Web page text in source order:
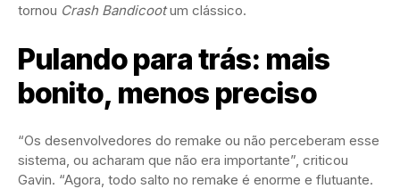
tornou Crash Bandicootum clássico.
Pulando para trás: mais
bonito, menos preciso
“Os desenvolvedores do remake ou não perceberam esse
sistema, ou acharam que não era importante”, criticou
Gavin. “Agora, todo salto no remake é enorme e flutuante.